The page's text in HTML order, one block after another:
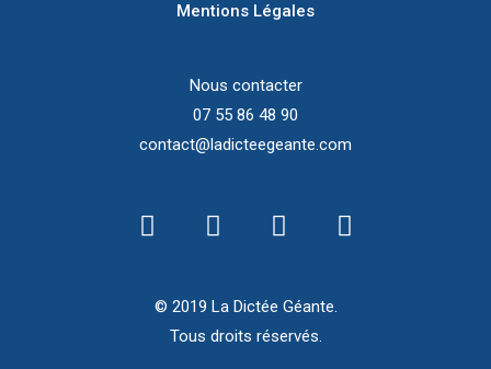
Mentions Légales
Nous contacter
07 55 86 48 90
contact@ladicteegeante.com
© 2019 La Dictée Géante.
Tous droits réservés.